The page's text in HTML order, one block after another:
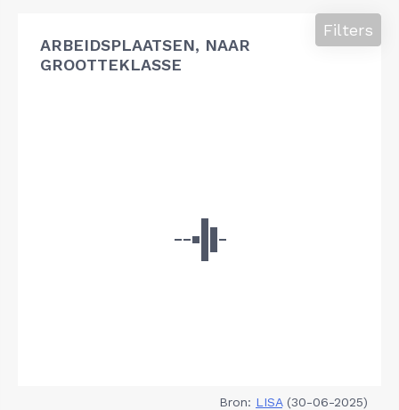
ARBEIDSPLAATSEN, NAAR
GROOTTEKLASSE
Filters
Bron: LISA(30-06-2025)